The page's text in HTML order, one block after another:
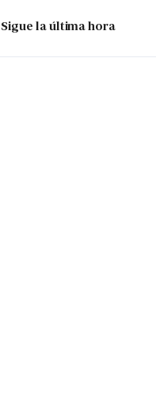
Sigue la última hora